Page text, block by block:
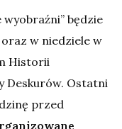
będzie
w niedziele w
Historii
Deskurów. Ostatni
przed